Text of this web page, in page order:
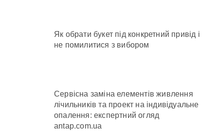
Як обрати букет під конкретний привід і
не помилитися з вибором
Сервісна заміна елементів живлення
лічильників та проект на індивідуальне
опалення: експертний огляд
antap.com.ua